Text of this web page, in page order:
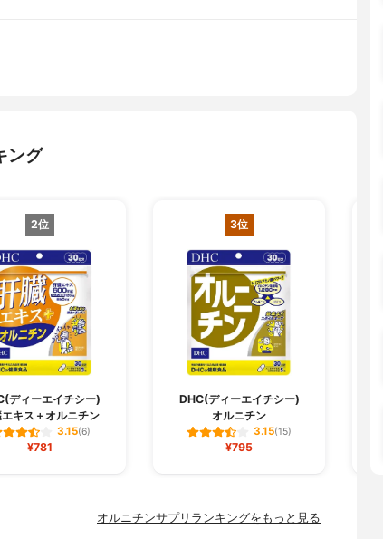
ング
2位
ディーエイチシー)
エキス＋オルニチン
3.15(6)
¥781
3位
DHC(ディーエイチシー)
オルニチン
3.15(15)
¥795
オルニチンサプリランキングをもっと見る